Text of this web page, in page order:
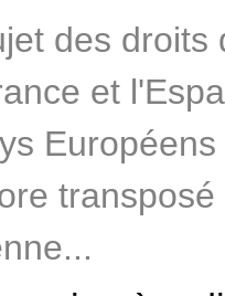
des droits
et